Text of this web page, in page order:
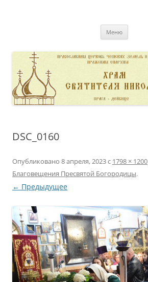
Меню
DSC_0160
Опубликовано 8 апреля, 2023с 1798 × 1200
Благовещения Пресвятой Богородицы.
← Предыдущее